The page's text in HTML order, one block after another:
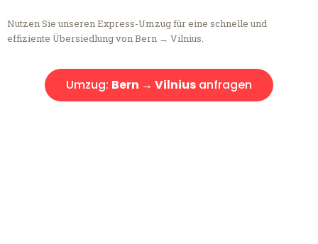
Nutzen Sie unseren Express-Umzug für eine schnelle und
effiziente Übersiedlung von Bern → Vilnius.
Umzug: Bern → Vilnius anfragen